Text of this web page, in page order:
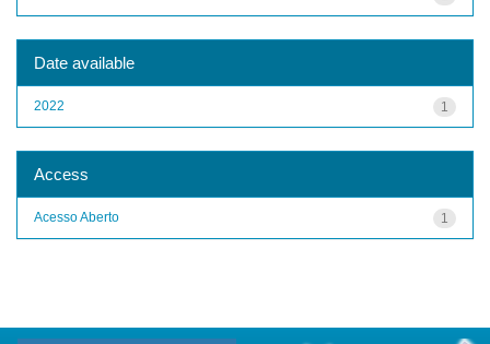
Date available
1
2022
Access
1
Acesso Aberto